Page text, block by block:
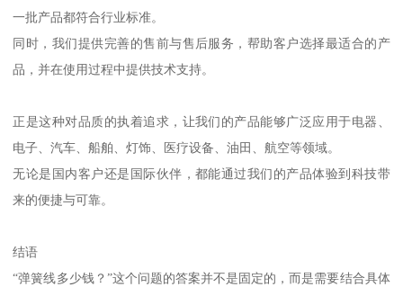
一批产品都符合行业标准。
同时，我们提供完善的售前与售后服务，帮助客户选择最适合的产
品，并在使用过程中提供技术支持。
正是这种对品质的执着追求，让我们的产品能够广泛应用于电器、
电子、汽车、船舶、灯饰、医疗设备、油田、航空等领域。
无论是国内客户还是国际伙伴，都能通过我们的产品体验到科技带
来的便捷与可靠。
结语
“弹簧线多少钱？”这个问题的答案并不是固定的，而是需要结合具体